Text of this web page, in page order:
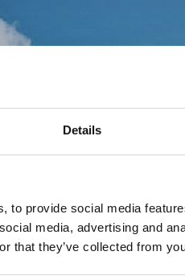
Details
to provide social media
media, advertising and
that they’ve collected from